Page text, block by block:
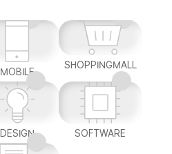
MOBILE
SHOPPINGMALL
DESIGN
SOFTWARE